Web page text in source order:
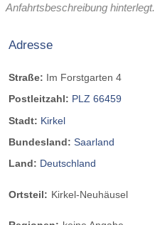
Anfahrtsbeschreibung hinterlegt.
Adresse
Straße: Im Forstgarten 4
Postleitzahl: PLZ 66459
Stadt: Kirkel
Bundesland: Saarland
Land: Deutschland
Ortsteil: Kirkel-Neuhäusel